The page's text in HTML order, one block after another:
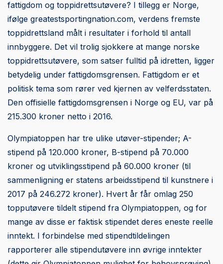
fattigdom og toppidrettsutøvere? I tillegg er Norge,
ifølge greatestsportingnation.com, verdens fremste
toppidrettsland målt i resultater i forhold til antall
innbyggere. Det vil trolig sjokkere at mange norske
toppidrettsutøvere, som satser fulltid på idretten, ligger
betydelig under fattigdomsgrensen. Fattigdom er et
politisk tema som rører ved kjernen av velferdsstaten.
Den offisielle fattigdomsgrensen i Norge og EU, var på
215.300 kroner netto i 2016.
Olympiatoppen har tre ulike utøver-stipender; A-
stipend på 120.000 kroner, B-stipend på 70.000
kroner og utviklingsstipend på 60.000 kroner (til
sammenligning er statens arbeidsstipend til kunstnere i
2017 på 246.272 kroner). Hvert år får omlag 250
topputøvere tildelt stipend fra Olympiatoppen, og for
mange av disse er faktisk stipendet deres eneste reelle
inntekt. I forbindelse med stipendtildelingen
rapporterer alle stipendutøvere inn øvrige inntekter